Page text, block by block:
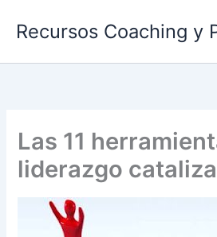
Recursos Coaching y
Las 11
liderazgo